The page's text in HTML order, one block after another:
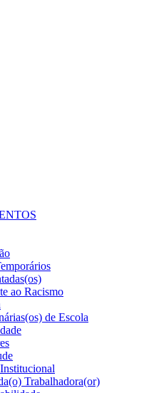
ao Racismo
de Escola
Trabalhadora(or)